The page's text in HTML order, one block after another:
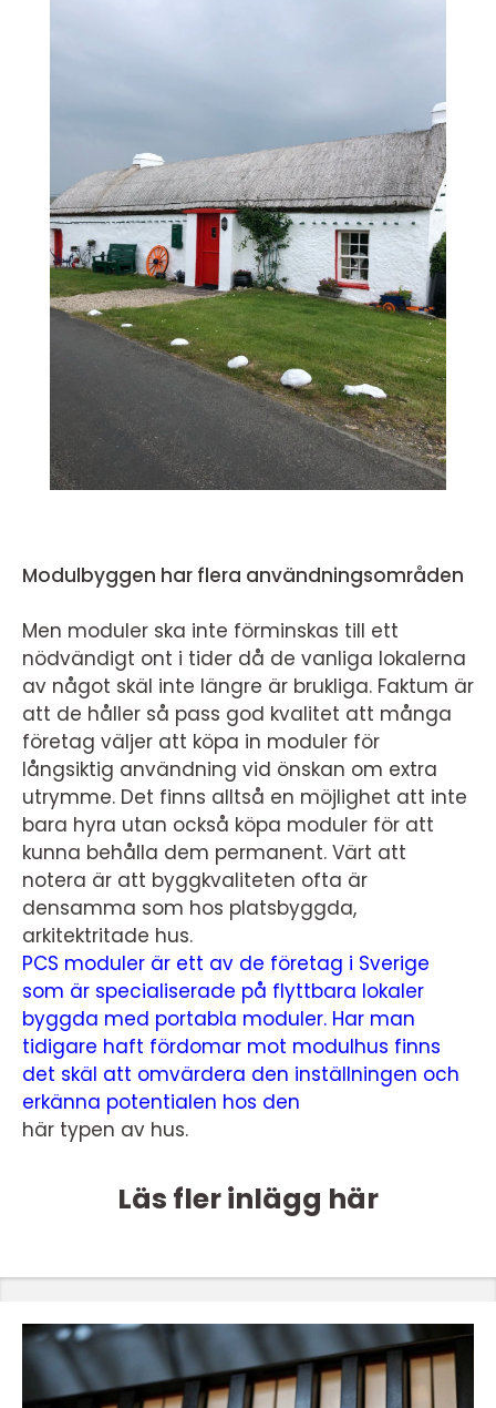
Modulbyggen har flera användningsområden
Men moduler ska inte förminskas till ett
nödvändigt ont i tider då de vanliga lokalerna
av något skäl inte längre är brukliga. Faktum är
att de håller så pass god kvalitet att många
företag väljer att köpa in moduler för
långsiktig användning vid önskan om extra
utrymme. Det finns alltså en möjlighet att inte
bara hyra utan också köpa moduler för att
kunna behålla dem permanent. Värt att
notera är att byggkvaliteten ofta är
densamma som hos platsbyggda,
arkitektritade hus.
PCS moduler är ett av de företag i Sverige
som är specialiserade på flyttbara lokaler
byggda med portabla moduler. Har man
tidigare haft fördomar mot modulhus finns
det skäl att omvärdera den inställningen och
erkänna potentialen hos den
här typen av hus.
Läs fler inlägg här